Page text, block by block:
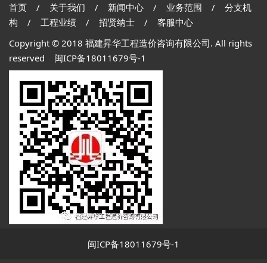
首页/ 关于我们 / 新闻中心/ 业务范围 / 分支机
构 / 工程业绩 / 招贤纳士 / 客服中心
Copyright © 2018 福建昇华工程造价咨询有限公司. All rights
reserved 闽ICP备18011679号-1
闽ICP备18011679号-1